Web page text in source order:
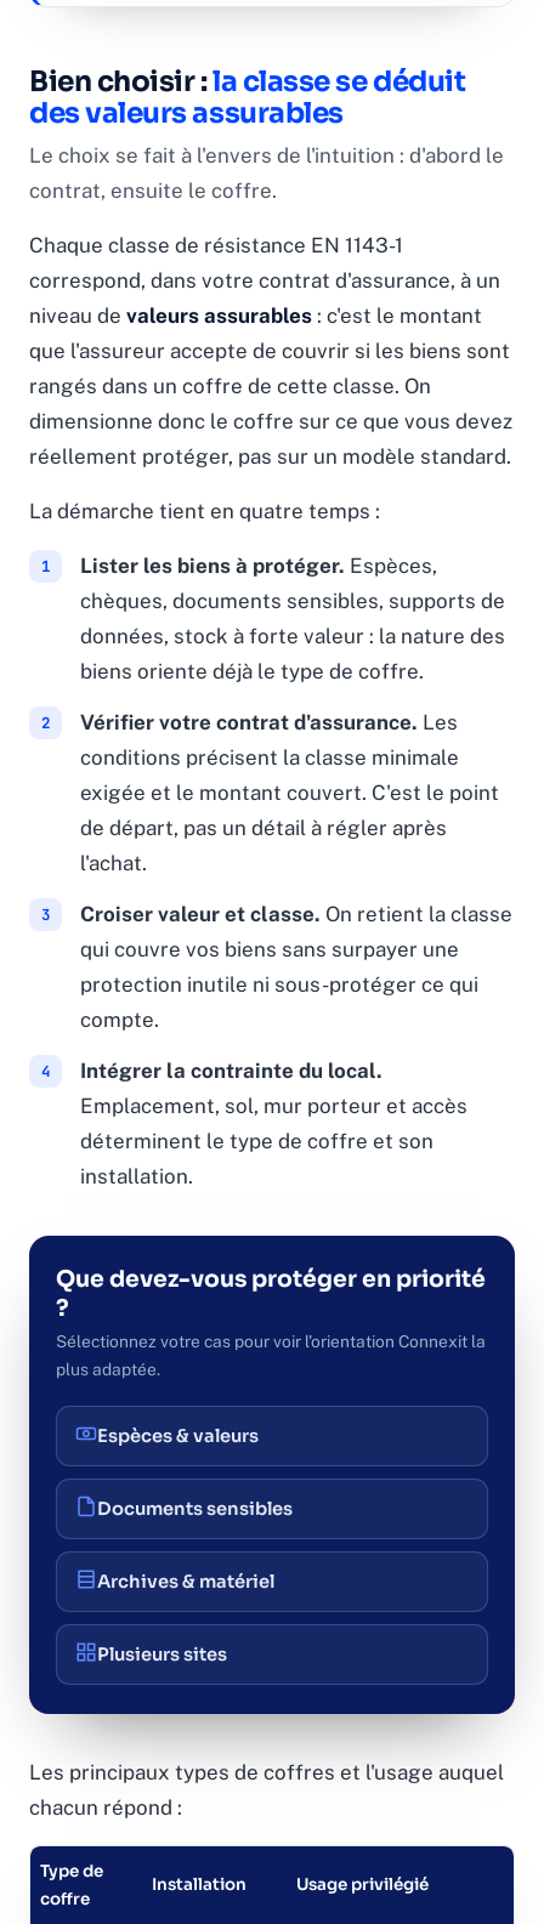
Bien choisir :la classe se déduit
des valeurs assurables
Le choix se fait à l'envers de l'intuition : d'abord le
contrat, ensuite le coffre.
Chaque classe de résistance EN 1143-1
correspond, dans votre contrat d'assurance, à un
niveau de valeurs assurables : c'est le montant
que l'assureur accepte de couvrir si les biens sont
rangés dans un coffre de cette classe. On
dimensionne donc le coffre sur ce que vous devez
réellement protéger, pas sur un modèle standard.
La démarche tient en quatre temps :
Lister les biens à protéger. Espèces,
chèques, documents sensibles, supports de
données, stock à forte valeur : la nature des
biens oriente déjà le type de coffre.
Vérifier votre contrat d'assurance. Les
conditions précisent la classe minimale
exigée et le montant couvert. C'est le point
de départ, pas un détail à régler après
l'achat.
Croiser valeur et classe. On retient la classe
qui couvre vos biens sans surpayer une
protection inutile ni sous-protéger ce qui
compte.
Intégrer la contrainte du local.
Emplacement, sol, mur porteur et accès
déterminent le type de coffre et son
installation.
Que devez-vous protéger en priorité
?
Sélectionnez votre cas pour voir l'orientation Connexit la
plus adaptée.
Espèces & valeurs
Documents sensibles
Archives & matériel
Plusieurs sites
Les principaux types de coffres et l'usage auquel
chacun répond :
Type de
coffre
Installation Usage privilégié